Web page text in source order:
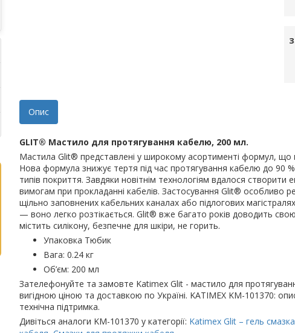
Опис
GLIT® Мастило для протягування кабелю, 200 мл.
Мастила Glit® представлені у широкому асортименті формул, що
Нова формула знижує тертя під час протягування кабелю до 90
типів покриття. Завдяки новітнім технологіям вдалося
вимогам при прокладанні кабелів. Застосування Glit® особливо
щільно заповнених кабельних каналах або підлогових
— воно легко розтікається. Glit® вже багато років доводить
містить силікону, безпечне для шкіри, не горить.
Упаковка Тюбик
Вага: 0.24 кг
Об’єм: 200 мл
Зателефонуйте та замовте Katimex Glit - мастило для
вигідною ціною та доставкою по Україні. KATIMEX KM-101370:
технічна підтримка.
Дивіться аналоги KM-101370 у категорії: Katimex Glit – гель